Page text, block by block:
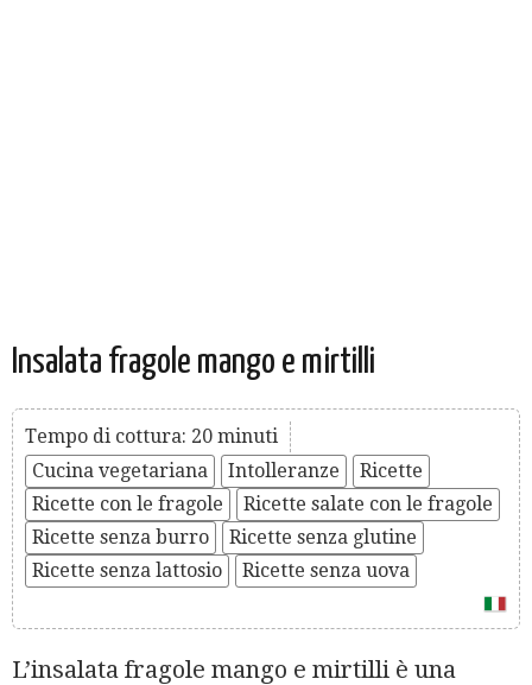
Insalata fragole mango e mirtilli
Tempo di cottura: 20 minuti
Cucina vegetariana
Intolleranze
Ricette
Ricette con le fragole
Ricette salate con le fragole
Ricette senza burro
Ricette senza glutine
Ricette senza lattosio
Ricette senza uova
L’insalata fragole mango e mirtilli è una